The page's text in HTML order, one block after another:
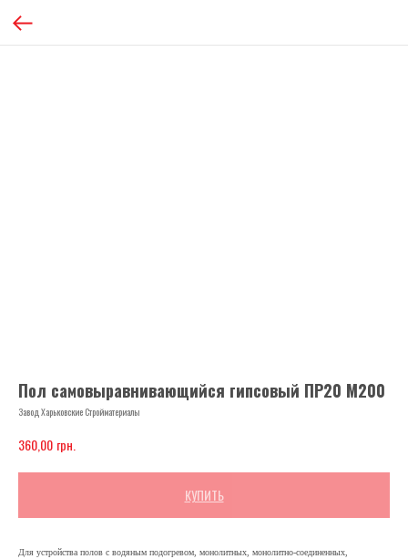
Пол самовыравнивающийся гипсовый ПР20 М200
Завод Харьковские Стройматериалы
360,00 грн.
КУПИТЬ
Для устройства полов с водяным подогревом, монолитных, монолитно-соединенных,